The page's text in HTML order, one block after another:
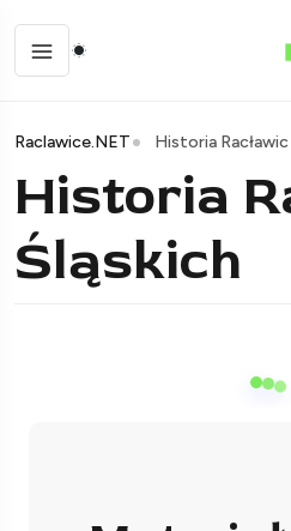
Raclawice.NET Historia
Historia
Śląskich